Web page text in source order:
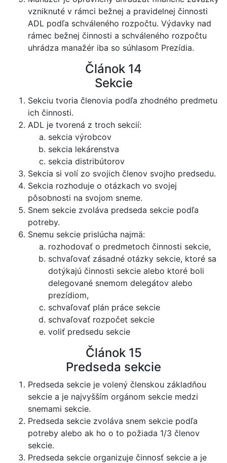
vzniknuté v rámci bežnej a pravidelnej činnosti
ADL podľa schváleného rozpočtu. Výdavky nad
rámec bežnej činnosti a schváleného rozpočtu
uhrádza manažér iba so súhlasom Prezídia.
Článok 14
Sekcie
Sekciu tvoria členovia podľa zhodného predmetu
ich činnosti.
ADL je tvorená z troch sekcií:
sekcia výrobcov
sekcia lekárenstva
sekcia distribútorov
Sekcia si volí zo svojich členov svojho predsedu.
Sekcia rozhoduje o otázkach vo svojej
pôsobnosti na svojom sneme.
Snem sekcie zvoláva predseda sekcie podľa
potreby.
Snemu sekcie prislúcha najmä:
rozhodovať o predmetoch činnosti sekcie,
schvaľovať zásadné otázky sekcie, ktoré sa
dotýkajú činnosti sekcie alebo ktoré boli
delegované snemom delegátov alebo
prezídiom,
schvaľovať plán práce sekcie
schvaľovať rozpočet sekcie
voliť predsedu sekcie
Článok 15
Predseda sekcie
Predseda sekcie je volený členskou základňou
sekcie a je najvyšším orgánom sekcie medzi
snemami sekcie.
Predseda sekcie zvoláva snem sekcie podľa
potreby alebo ak ho o to požiada 1/3 členov
sekcie.
Predseda sekcie organizuje činnosť sekcie a je